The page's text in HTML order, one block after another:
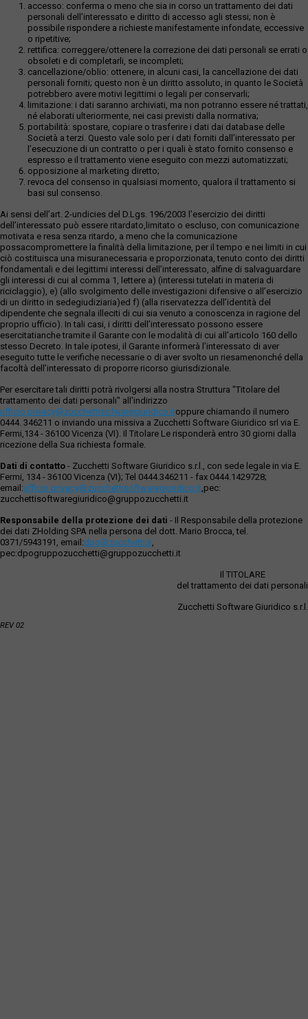
accesso: conferma o meno che sia in corso un trattamento dei dati
personali dell’interessato e diritto di accesso agli stessi; non è
possibile rispondere a richieste manifestamente infondate, eccessive
o ripetitive;
rettifica: correggere/ottenere la correzione dei dati personali se errati o
obsoleti e di completarli, se incompleti;
cancellazione/oblio: ottenere, in alcuni casi, la cancellazione dei dati
personali forniti; questo non è un diritto assoluto, in quanto le Società
potrebbero avere motivi legittimi o legali per conservarli;
limitazione: i dati saranno archiviati, ma non potranno essere né trattati,
né elaborati ulteriormente, nei casi previsti dalla normativa;
portabilità: spostare, copiare o trasferire i dati dai database delle
Società a terzi. Questo vale solo per i dati forniti dall’interessato per
l’esecuzione di un contratto o per i quali è stato fornito consenso e
espresso e il trattamento viene eseguito con mezzi automatizzati;
opposizione al marketing diretto;
revoca del consenso in qualsiasi momento, qualora il trattamento si
basi sul consenso.
Ai sensi dell’art. 2-undicies del D.Lgs. 196/2003 l’esercizio dei diritti
dell’interessato può essere ritardato,limitato o escluso, con comunicazione
motivata e resa senza ritardo, a meno che la comunicazione
possacompromettere la finalità della limitazione, per il tempo e nei limiti in cui
ciò costituisca una misuranecessaria e proporzionata, tenuto conto dei diritti
fondamentali e dei legittimi interessi dell’interessato, alfine di salvaguardare
gli interessi di cui al comma 1, lettere a) (interessi tutelati in materia di
riciclaggio), e) (allo svolgimento delle investigazioni difensive o all’esercizio
di un diritto in sedegiudiziaria)ed f) (alla riservatezza dell’identità del
dipendente che segnala illeciti di cui sia venuto a conoscenza in ragione del
proprio ufficio). In tali casi, i diritti dell’interessato possono essere
esercitatianche tramite il Garante con le modalità di cui all’articolo 160 dello
stesso Decreto. In tale ipotesi, il Garante informerà l’interessato di aver
eseguito tutte le verifiche necessarie o di aver svolto un riesamenonché della
facoltà dell’interessato di proporre ricorso giurisdizionale.
Per esercitare tali diritti potrà rivolgersi alla nostra Struttura "Titolare del
trattamento dei dati personali" all'indirizzo
ufficio.privacy@zucchettisofwaregiuridico.itoppure chiamando il numero
0444. 346211 o inviando una missiva a Zucchetti Software Giuridico srl via E.
Fermi,134 - 36100 Vicenza (VI). Il Titolare Le risponderà entro 30 giorni dalla
ricezione della Sua richiesta formale.
Dati di contatto - Zucchetti Software Giuridico s.r.l., con sede legale in via E.
Fermi, 134 - 36100 Vicenza (VI); Tel 0444.346211 - fax 0444.1429728;
email:ufficio.privacy@zucchettisoftwaregiuridico.it,pec:
zucchettisoftwaregiuridico@gruppozucchetti.it
Responsabile della protezione dei dati - Il Responsabile della protezione
dei dati ZHolding SPA nella persona del dott. Mario Brocca, tel.
0371/5943191, email:dpo@zucchetti.it,
pec:dpogruppozucchetti@gruppozucchetti.it
Il TITOLARE
del trattamento dei dati personali
Zucchetti Software Giuridico s.r.l.
REV 02